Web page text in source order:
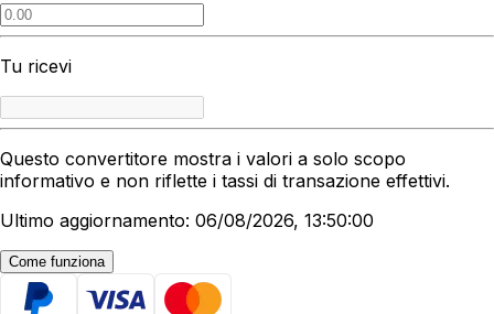
Tu ricevi
Questo convertitore mostra i valori a solo scopo
informativo e non riflette i tassi di transazione effettivi.
Ultimo aggiornamento: 06/08/2026, 13:50:00
Come funziona